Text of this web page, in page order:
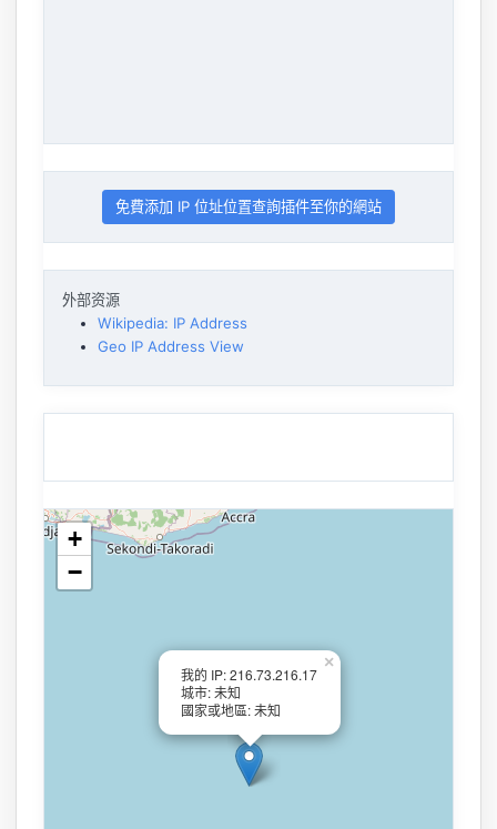
免費添加 IP 位址位置查詢插件至你的網站
外部资源
Wikipedia: IP Address
Geo IP Address View
我的 IP: 216.73.216.17
城市: 未知
國家或地區: 未知
×
+
−